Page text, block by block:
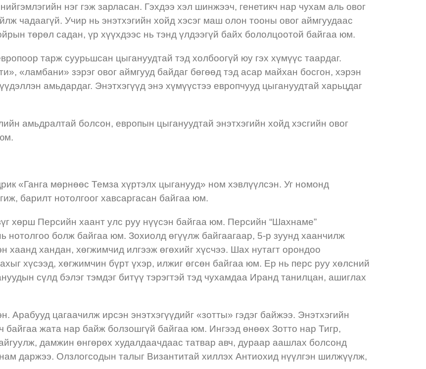
нэг гэж зарласан. Гэхдээ хэл шинжээч, генетикч нар чухам аль овог
чадаагүй. Учир нь энэтхэгийн хойд хэсэг маш олон тооны овог аймгуудаас
төрөл садан, үр хүүхдээс нь тэнд үлдээгүй байх бололцоотой байгаа юм.
тарж суурьшсан цыгануудтай тэд холбоогүй юу гэх хүмүүс таардаг.
«ламбани» зэрэг овог аймгууд байдаг бөгөөд тэд асар майхан босгон, хэрэн
амьдардаг. Энэтхэгүүд энэ хүмүүстээ европчууд цыгануудтай харьцдаг
амьдралтай болсон, европын цыгануудтай энэтхэгийн хойд хэсгийн овог
«Ганга мөрнөөс Темза хүртэлх цыганууд» ном хэвлүүлсэн. Уг номонд
барилт нотолгоог хавсаргасан байгаа юм.
хөрш Персийн хаант улс руу нүүсэн байгаа юм. Персийн “Шахнаме”
нотолгоо болж байгаа юм. Зохиолд өгүүлж байгаагаар, 5-р зуунд хаанчилж
хаанд хандан, хөгжимчид илгээж өгөхийг хүсчээ. Шах нутагт орондоо
хүсээд, хөгжимчин бүрт үхэр, илжиг өгсөн байгаа юм. Ер нь перс руу хөлсний
сүлд бэлэг тэмдэг битүү тэрэгтэй тэд чухамдаа Иранд танилцан, ашиглах
Арабууд цагаачилж ирсэн энэтхэгүүдийг «зотты» гэдэг байжээ. Энэтхэгийн
байгаа жата нар байж болзошгүй байгаа юм. Ингээд өнөөх Зотто нар Тигр,
дамжин өнгөрөх худалдаачдаас татвар авч, дураар аашлах болсонд
даржээ. Олзлогсодын талыг Византитай хиллэх Антиохид нүүлгэн шилжүүлж,